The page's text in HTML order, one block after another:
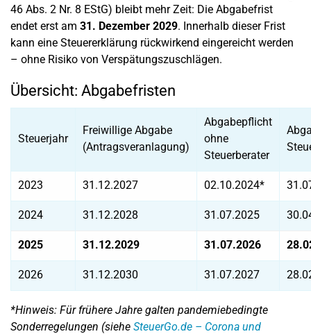
46 Abs. 2 Nr. 8 EStG) bleibt mehr Zeit: Die Abgabefrist
endet erst am 31. Dezember 2029. Innerhalb dieser Frist
kann eine Steuererklärung rückwirkend eingereicht werden
– ohne Risiko von Verspätungszuschlägen.
Übersicht: Abgabefristen
Steuerjahr
Freiwillige Abgabe
(Antragsveranlagung)
Abgabepflicht
ohne
Steuerberater
2023 31.12.2027 02.10.2024*
2024 31.12.2028 31.07.2025
2025 31.12.2029 31.07.2026
2026 31.12.2030 31.07.2027
*Hinweis: Für frühere Jahre galten pandemiebedingte
Sonderregelungen (siehe SteuerGo.de – Corona und